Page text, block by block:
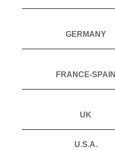
GERMANY
FRANCE-SPAIN
UK
U.S.A.